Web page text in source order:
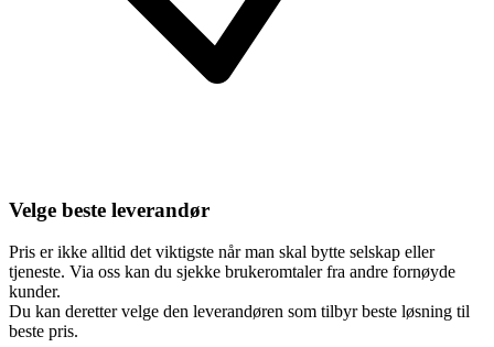
Velge beste leverandør
Pris er ikke alltid det viktigste når man skal bytte selskap eller
tjeneste. Via oss kan du sjekke brukeromtaler fra andre fornøyde
kunder.
Du kan deretter velge den leverandøren som tilbyr beste løsning til
beste pris.